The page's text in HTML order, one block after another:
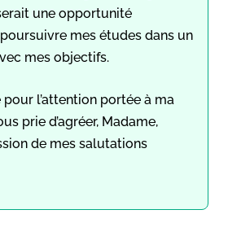
une opportunité
mes études dans un
mes objectifs.
l’attention portée à ma
prie d’agréer, Madame,
de mes salutations